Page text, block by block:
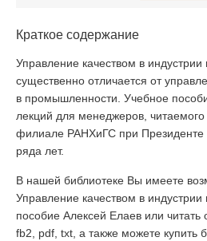
Краткое содержание
Управление качеством в индустрии
существенно отличается от
в промышленности. Учебное
лекций для менеджеров,
филиале РАНХиГС при
ряда лет.
В нашей библиотеке Вы имеете
Управление качеством в
пособие Алексей Елаев или
fb2, pdf, txt, а также можете купить